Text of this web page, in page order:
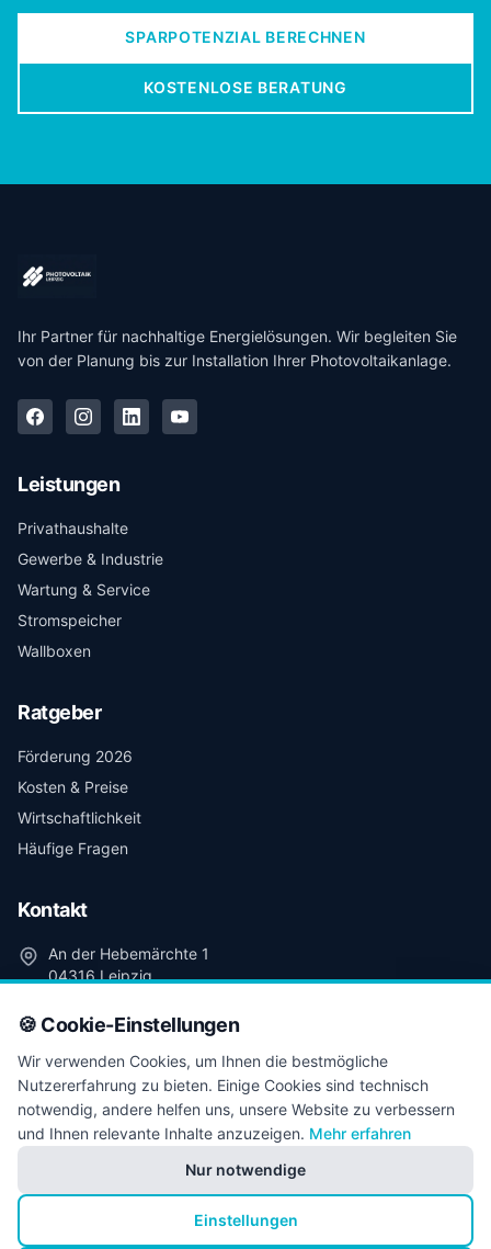
SPARPOTENZIAL BERECHNEN
KOSTENLOSE BERATUNG
Ihr Partner für nachhaltige Energielösungen. Wir begleiten Sie
von der Planung bis zur Installation Ihrer Photovoltaikanlage.
Leistungen
Privathaushalte
Gewerbe & Industrie
Wartung & Service
Stromspeicher
Wallboxen
Ratgeber
Förderung 2026
Kosten & Preise
Wirtschaftlichkeit
Häufige Fragen
Kontakt
An der Hebemärchte 1
04316 Leipzig
Kostenlose Beratung
© 2026 Presolaris UG (haftungsbeschränkt). Alle Rechte
vorbehalten.
🍪 Cookie-Einstellungen
Wir verwenden Cookies, um Ihnen die bestmögliche
Nutzererfahrung zu bieten. Einige Cookies sind technisch
notwendig, andere helfen uns, unsere Website zu verbessern
und Ihnen relevante Inhalte anzuzeigen. Mehr erfahren
Nur notwendige
Einstellungen